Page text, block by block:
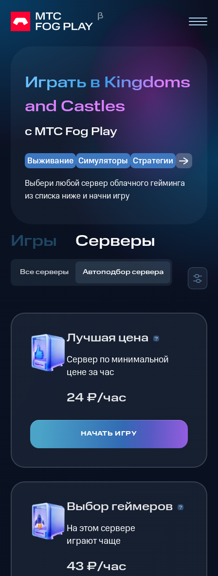
Играть в Kingdoms
and Castles
с МТС Fog Play
Выживание Симуляторы Стратегии
Выбери любой сервер облачного гейминга
из списка ниже и начни игру
Игры Серверы
Все серверы Автоподбор сервера
Лучшая цена
Сервер по минимальной
цене за час
24 ₽/час
НАЧАТЬ ИГРУ
Выбор геймеров
На этом сервере
играют чаще
43 ₽/час